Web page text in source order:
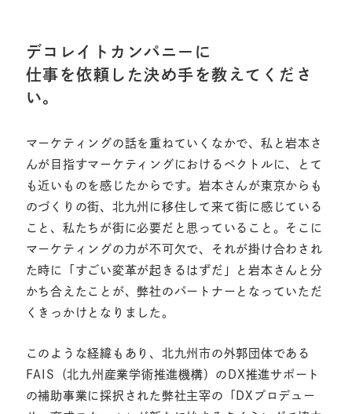
デコレイトカンパニーに
仕事を依頼した決め手を教えてくださ
い。
マーケティングの話を重ねていくなかで、私と岩本さ
んが目指すマーケティングにおけるベクトルに、とて
も近いものを感じたからです。岩本さんが東京からも
のづくりの街、北九州に移住して来て街に感じている
こと、私たちが街に必要だと思っていること。そこに
マーケティングの力が不可欠で、それが掛け合わされ
た時に「すごい変革が起きるはずだ」と岩本さんと分
かち合えたことが、弊社のパートナーとなっていただ
くきっかけとなりました。
このような経緯もあり、北九州市の外郭団体である
FAIS（北九州産業学術推進機構）のDX推進サポート
の補助事業に採択された弊社主宰の「DXプロデュー